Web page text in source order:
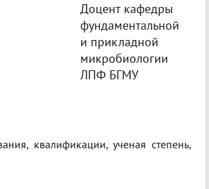
Доцент кафедры
фундаментальной
и прикладной
микробиологии
ЛПФ БГМУ
квалификации, ученая степень,